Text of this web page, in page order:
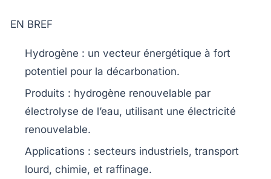
EN BREF
Hydrogène : un vecteur énergétique à fort
potentiel pour la décarbonation.
Produits : hydrogène renouvelable par
électrolyse de l’eau, utilisant une électricité
renouvelable.
Applications : secteurs industriels, transport
lourd, chimie, et raffinage.